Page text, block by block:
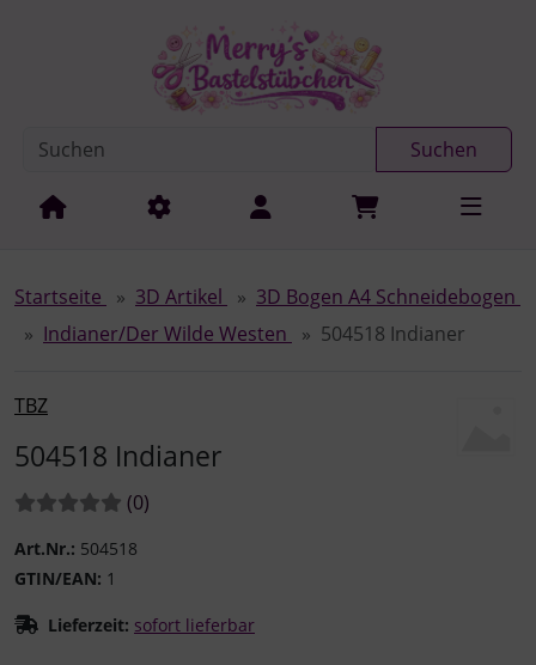
Springe zur Navigation
Suchen
Startseite 3D Artikel
3D Bogen A4 Schneidebogen
Indianer/Der Wilde Westen
504518 Indianer
TBZ
504518 Indianer
Bewertungen:
(0Bewertungen
)
Art.Nr.: 504518
GTIN/EAN: 1
Lieferzeit: sofort lieferbar